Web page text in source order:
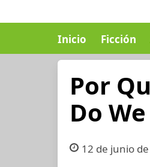
Inicio Ficción
Por
Do
12 de junio de